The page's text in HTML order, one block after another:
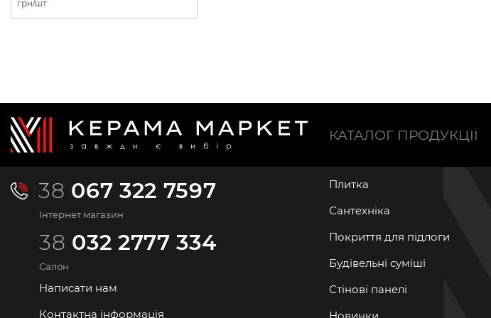
грн/шт
38 067 322 7597
Інтернет магазин
38 032 2777 334
Салон
Написати нам
Контактна інформація
КАТАЛОГ ПРОДУКЦІЇ
Плитка
Сантехніка
Покриття для підлоги
Будівельні суміші
Стінові панелі